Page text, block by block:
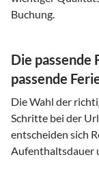
Buchung.
Die passende
passende
Die Wahl der
Schritte bei der
entscheiden sich
Aufenthaltsdauer